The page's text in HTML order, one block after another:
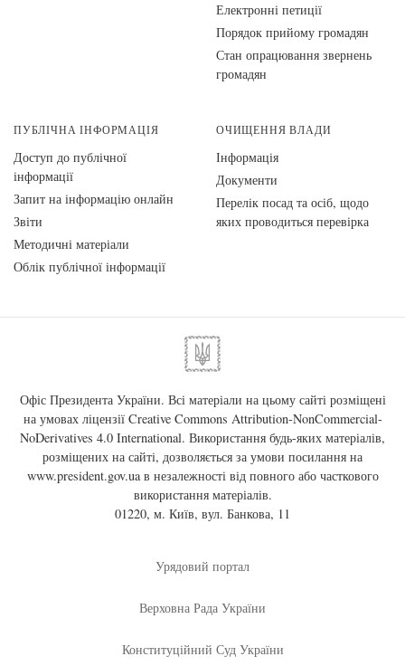
Електронні петиції
Порядок прийому громадян
Стан опрацювання звернень
громадян
ПУБЛІЧНА ІНФОРМАЦІЯ
Доступ до публічної
інформації
Запит на інформацію онлайн
Звіти
Методичні матеріали
Облік публічної інформації
ОЧИЩЕННЯ ВЛАДИ
Інформація
Документи
Перелік посад та осіб, щодо
яких проводиться перевірка
Офіс Президента України. Всі матеріали на цьому сайті розміщені
на умовах ліцензії Creative Commons Attribution-NonCommercial-
NoDerivatives 4.0 International. Використання будь-яких матеріалів,
розміщених на сайті, дозволяється за умови посилання на
www.president.gov.uaв незалежності від повного або часткового
використання матеріалів.
01220, м. Київ, вул. Банкова, 11
Урядовий портал
Верховна Рада України
Конституційний Суд України